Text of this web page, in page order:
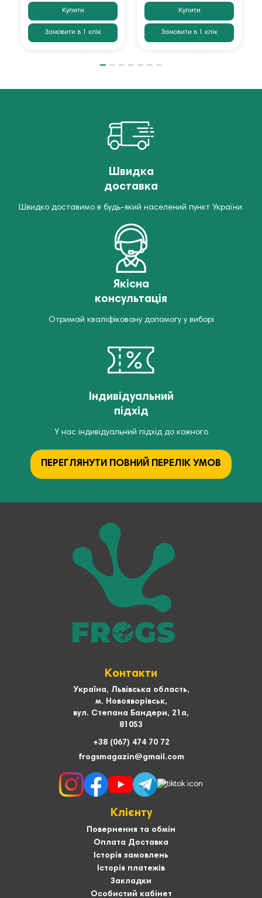
Купити
Замовити в 1 клік
Купити
Замовити в 1 клік
Швидка
доставка
Швидко доставимо в будь-який населений пункт України.
Якісна
консультація
Отримай кваліфіковану допомогу у виборі
Індивідуальний
підхід
У нас індивідуальний підхід до кожного
ПЕРЕГЛЯНУТИ ПОВНИЙ ПЕРЕЛІК УМОВ
Контакти
Україна, Львівська область,
м. Новояворівськ,
вул. Степана Бандери, 21а,
81053
+38 (067) 474 70 72
frogsmagazin@gmail.com
Клієнту
Повернення та обмін
Оплата Доставка
Історія замовлень
Історія платежів
Закладки
Особистий кабінет